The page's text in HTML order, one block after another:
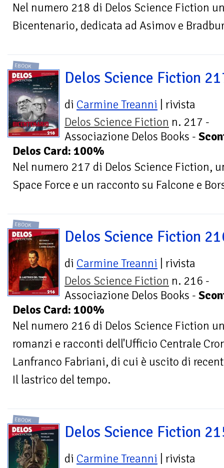
Nel numero 218 di Delos Science Fiction
Bicentenario, dedicata ad Asimov e
EBOOK
Delos Science Fiction
di Carmine Treanni | rivista
Delos Science Fiction n. 217 -
Associazione Delos Books -
Delos Card: 100%
Nel numero 217 di Delos Science Fiction,
Space Force e un racconto su Falcone e
EBOOK
Delos Science Fiction
di Carmine Treanni | rivista
Delos Science Fiction n. 216 -
Associazione Delos Books -
Delos Card: 100%
Nel numero 216 di Delos Science Fiction
romanzi e racconti dell'Ufficio Centrale
Lanfranco Fabriani, di cui è uscito di
Il lastrico del tempo.
EBOOK
Delos Science Fiction
di Carmine Treanni | rivista